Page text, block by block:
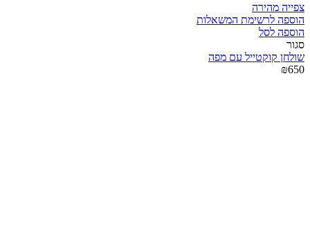
צפייה מהירה
הוספה לרשימת המשאלות
הוספה לסל
סגור
שולחן קוקטייל עם מפה
₪650